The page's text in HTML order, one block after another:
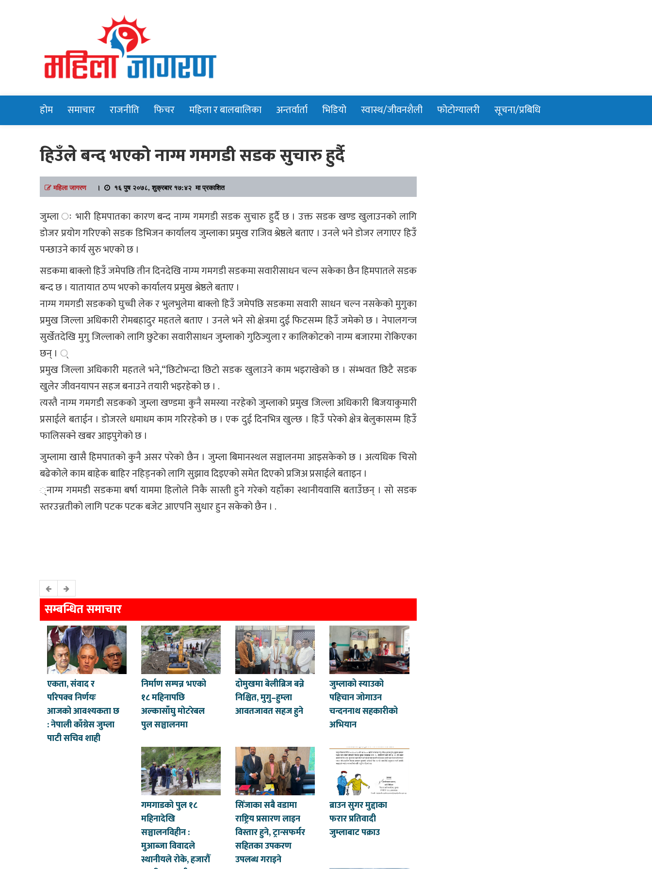
Mahilajagaran
होम समाचार राजनीति फिचर महिला र बालबालिका अन्तर्वार्ता भिडियो स्वास्थ/जीवनशैली फोटोग्यालरी सूचना/प्रबिधि
हिउँले बन्द भएको नाग्म गमगडी सडक सुचारु हुर्दै
महिला जागरण। १६ पुष २०७८, शुक्रबार १७:४२ मा प्रकाशित
जुम्ला ः भारी हिमपातका कारण बन्द नाग्म गमगडी सडक सुचारु हुर्दै छ । उक्त सडक खण्ड खुलाउनको लागि
डोजर प्रयोग गरिएको सडक डिभिजन कार्यालय जुम्लाका प्रमुख राजिव श्रेष्ठले बताए । उनले भने डोजर लगाएर हिउँ
पन्छाउने कार्य सुरु भएको छ ।
सडकमा बाक्लो हिउँ जमेपछि तीन दिनदेखि नाग्म गमगडी सडकमा सवारीसाधन चल्न सकेका छैन हिमपातले सडक
बन्द छ । यातायात ठप्प भएको कार्यालय प्रमुख श्रेष्ठले बताए ।
नाग्म गमगडी सडकको घुच्ची लेक र भुलभुलेमा बाक्लो हिउँ जमेपछि सडकमा सवारी साधन चल्न नसकेको मुगुका
प्रमुख जिल्ला अधिकारी रोमबहादुर महतले बताए । उनले भने सो क्षेत्रमा दुई फिटसम्म हिउँ जमेको छ । नेपालगन्ज
सुर्खेतदेखि मुगु जिल्लाको लागि छुटेका सवारीसाधन जुम्लाको गुठिज्युला र कालिकोटको नाग्म बजारमा रोकिएका
छन् । ्
प्रमुख जिल्ला अधिकारी महतले भने,“छिटोभन्दा छिटो सडक खुलाउने काम भइराखेको छ । संम्भवत छिटै सडक
खुलेर जीवनयापन सहज बनाउने तयारी भइरहेको छ । .
त्यस्तै नाग्म गमगडी सडकको जुम्ला खण्डमा कुनै समस्या नरहेको जुम्लाको प्रमुख जिल्ला अधिकारी बिजयाकुमारी
प्रसाईले बताईन । डोजरले धमाधम काम गरिरहेको छ । एक दुई दिनभित्र खुल्छ । हिउँ परेको क्षेत्र बेलुकासम्म हिउँ
फालिसक्ने खबर आइपुगेको छ ।
जुम्लामा खासै हिमपातको कुनै असर परेको छैन । जुम्ला बिमानस्थल सञ्चालनमा आइसकेको छ । अत्यधिक चिसो
बढेकोले काम बाहेक बाहिर नहिड्नको लागि सुझाव दिइएको समेत दिएको प्रजिअ प्रसाईले बताइन ।
्नाग्म गममडी सडकमा बर्षा याममा हिलोले निकै सास्ती हुने गरेको यहाँका स्थानीयवासि बताउँछन् । सो सडक
स्तरउन्नतीको लागि पटक पटक बजेट आएपनि सुधार हुन सकेको छैन । .
सम्बन्धित समाचार
एकता, संवाद र
परिपक्व निर्णयः
आजको आवश्यकता छ
: नेपाली काँग्रेस जुम्ला
पाटी सचिव शाही
निर्माण सम्पन्न भएको
१८ महिनापछि
अल्कासाँघु मोटरेबल
पुल सञ्चालनमा
दोमुखमा बेलीब्रिज बन्ने
निश्चित, मुगु–हुम्ला
आवतजावत सहज हुने
जुम्लाको स्याउको
पहिचान जोगाउन
चन्दननाथ सहकारीको
अभियान
गमगाडको पुल १८
महिनादेखि
सञ्चालनविहीन :
मुआब्जा विवादले
स्थानीयले रोके, हजारौँ
सिँजाका सबै वडामा
राष्ट्रिय प्रसारण लाइन
विस्तार हुने, ट्रान्सफर्मर
सहितका उपकरण
उपलब्ध गराइने
ब्राउन सुगर मुद्दाका
फरार प्रतिवादी
जुम्लाबाट पक्राउ